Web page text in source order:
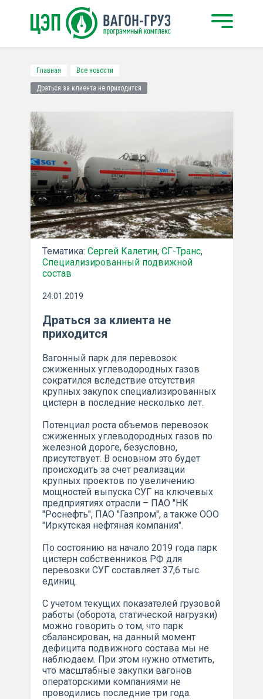
Главная Все новости
Драться за клиента не приходится
Тематика: Сергей Калетин, СГ-Транс,
Специализированный подвижной
состав
24.01.2019
Драться за клиента не
приходится
Вагонный парк для перевозок
сжиженных углеводородных газов
сократился вследствие отсутствия
крупных закупок специализированных
цистерн в последние несколько лет.
Потенциал роста объемов перевозок
сжиженных углеводородных газов по
железной дороге, безусловно,
присутствует. В основном это будет
происходить за счет реализации
крупных проектов по увеличению
мощностей выпуска СУГ на ключевых
предприятиях отрасли – ПАО "НК
"Роснефть", ПАО "Газпром", а также ООО
"Иркутская нефтяная компания".
По состоянию на начало 2019 года парк
цистерн собственников РФ для
перевозки СУГ составляет 37,6 тыс.
единиц.
С учетом текущих показателей грузовой
работы (оборота, статической нагрузки)
можно говорить о том, что парк
сбалансирован, на данный момент
дефицита подвижного состава мы не
наблюдаем. При этом нужно отметить,
что масштабные закупки вагонов
операторскими компаниями не
проводились последние три года.